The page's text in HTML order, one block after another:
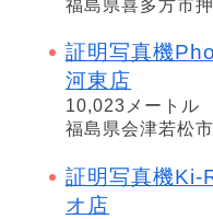
福島県喜多方市
証明写真機
河東店
10,023メートル
福島県会津若松
証明写真機Ki-
オ店